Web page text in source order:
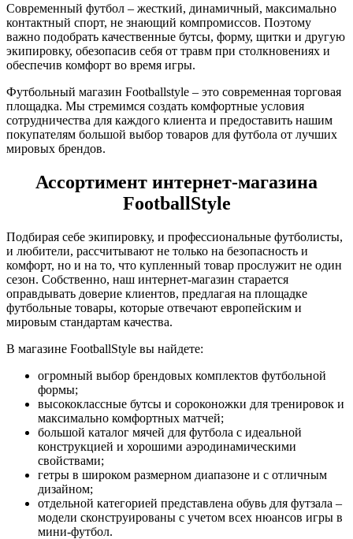
Современный футбол – жесткий, динамичный, максимально
контактный спорт, не знающий компромиссов. Поэтому
важно подобрать качественные бутсы, форму, щитки и другую
экипировку, обезопасив себя от травм при столкновениях и
обеспечив комфорт во время игры.
Футбольный магазин Footballstyle – это современная торговая
площадка. Мы стремимся создать комфортные условия
сотрудничества для каждого клиента и предоставить нашим
покупателям большой выбор товаров для футбола от лучших
мировых брендов.
Ассортимент интернет-магазина
FootballStyle
Подбирая себе экипировку, и профессиональные футболисты,
и любители, рассчитывают не только на безопасность и
комфорт, но и на то, что купленный товар прослужит не один
сезон. Собственно, наш интернет-магазин старается
оправдывать доверие клиентов, предлагая на площадке
футбольные товары, которые отвечают европейским и
мировым стандартам качества.
В магазине FootballStyle вы найдете:
огромный выбор брендовых комплектов футбольной
формы;
высококлассные бутсы и сороконожки для тренировок и
максимально комфортных матчей;
большой каталог мячей для футбола с идеальной
конструкцией и хорошими аэродинамическими
свойствами;
гетры в широком размерном диапазоне и с отличным
дизайном;
отдельной категорией представлена обувь для футзала –
модели сконструированы с учетом всех нюансов игры в
мини-футбол.